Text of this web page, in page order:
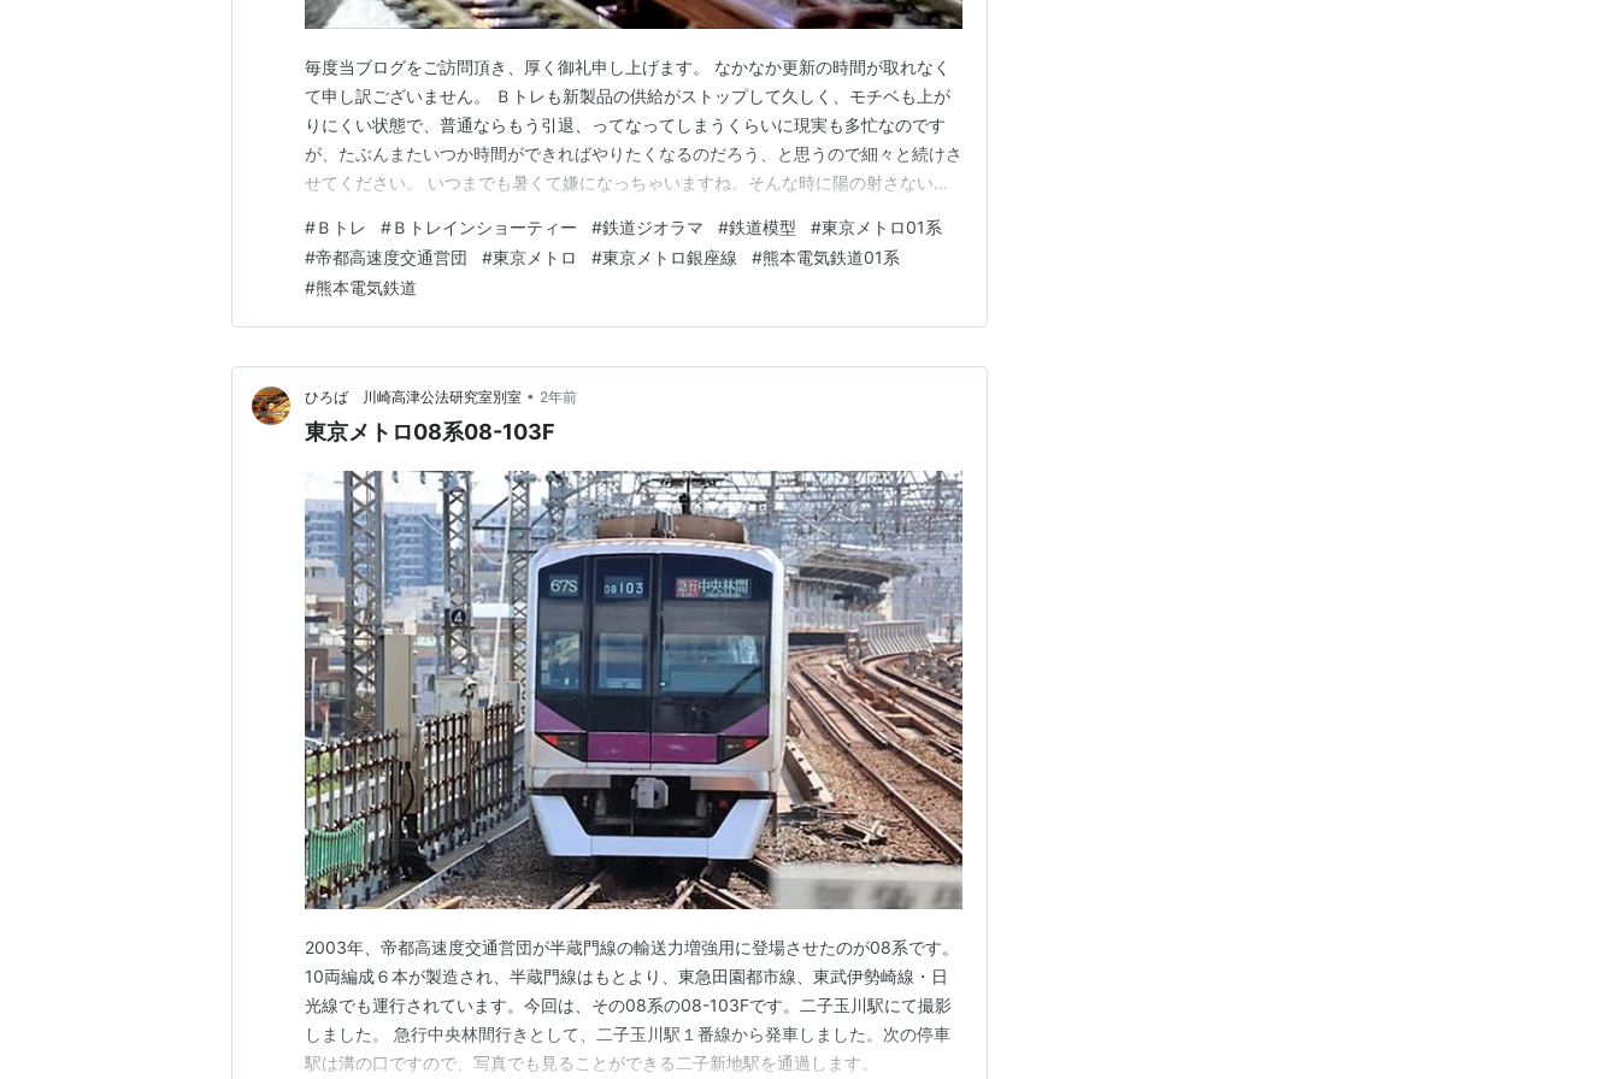
毎度当ブログをご訪問頂き、厚く御礼申し上げます。 なかなか更新の時間が取れなく
て申し訳ございません。 Ｂトレも新製品の供給がストップして久しく、モチベも上が
りにくい状態で、普通ならもう引退、ってなってしまうくらいに現実も多忙なのです
が、たぶんまたいつか時間ができればやりたくなるのだろう、と思うので細々と続けさ
せてください。 いつまでも暑くて嫌になっちゃいますね。そんな時に陽の射さない場
営団 ０１系 です。帝都高速度交通営団は「営団」の通称で呼ばれ、現在の「東京メト
ロ」に当たります。帝都の名を冠する会社は「京王帝都電鉄…
#Ｂトレ #Ｂトレインショーティー #鉄道ジオラマ #鉄道模型 #東京メトロ01系
#帝都高速度交通営団 #東京メトロ #東京メトロ銀座線 #熊本電気鉄道01系
#熊本電気鉄道
ひろば 川崎高津公法研究室別室 • 2年前
東京メトロ08系08-103F
2003年、帝都高速度交通営団が半蔵門線の輸送力増強用に登場させたのが08系です。
10両編成６本が製造され、半蔵門線はもとより、東急田園都市線、東武伊勢崎線・日
光線でも運行されています。今回は、その08系の08-103Fです。二子玉川駅にて撮影
しました。 急行中央林間行きとして、二子玉川駅１番線から発車しました。次の停車
駅は溝の口ですので、写真でも見ることができる二子新地駅を通過します。